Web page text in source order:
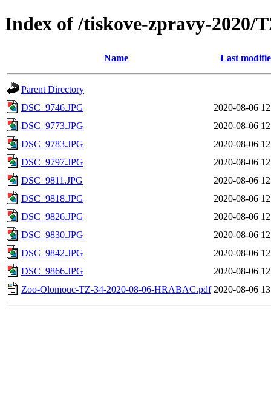
Index of /tiskove-zpravy-2020/
Name Last
Parent Directory
DSC_9746.JPG
2020-08-06
DSC_9773.JPG
2020-08-06
DSC_9783.JPG
2020-08-06
DSC_9797.JPG
2020-08-06
DSC_9811.JPG
2020-08-06
DSC_9818.JPG
2020-08-06
DSC_9826.JPG
2020-08-06
DSC_9830.JPG
2020-08-06
DSC_9842.JPG
2020-08-06
DSC_9866.JPG
2020-08-06
Zoo-Olomouc-TZ-34-2020-08-06-HRABAC.pdf 2020-08-06